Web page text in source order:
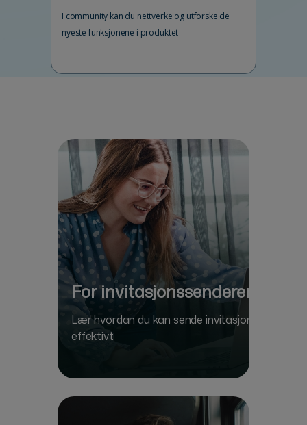
I community kan du nettverke og utforske de
nyeste funksjonene i produktet
For invitasjonssenderen
Lær hvordan du kan sende invitasjoner
effektivt